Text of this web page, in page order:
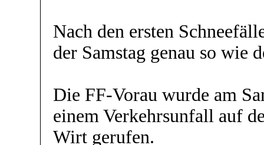
Nach den ersten
der Samstag genau so wie
Die FF-Vorau wurde am
einem Verkehrsunfall auf
Wirt gerufen.